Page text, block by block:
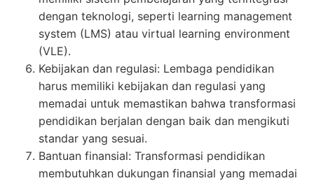
dengan teknologi, seperti learning management
system (LMS) atau virtual learning environment
(VLE).
Kebijakan dan regulasi: Lembaga pendidikan
harus memiliki kebijakan dan regulasi yang
memadai untuk memastikan bahwa transformasi
pendidikan berjalan dengan baik dan mengikuti
standar yang sesuai.
Bantuan finansial: Transformasi pendidikan
membutuhkan dukungan finansial yang memadai